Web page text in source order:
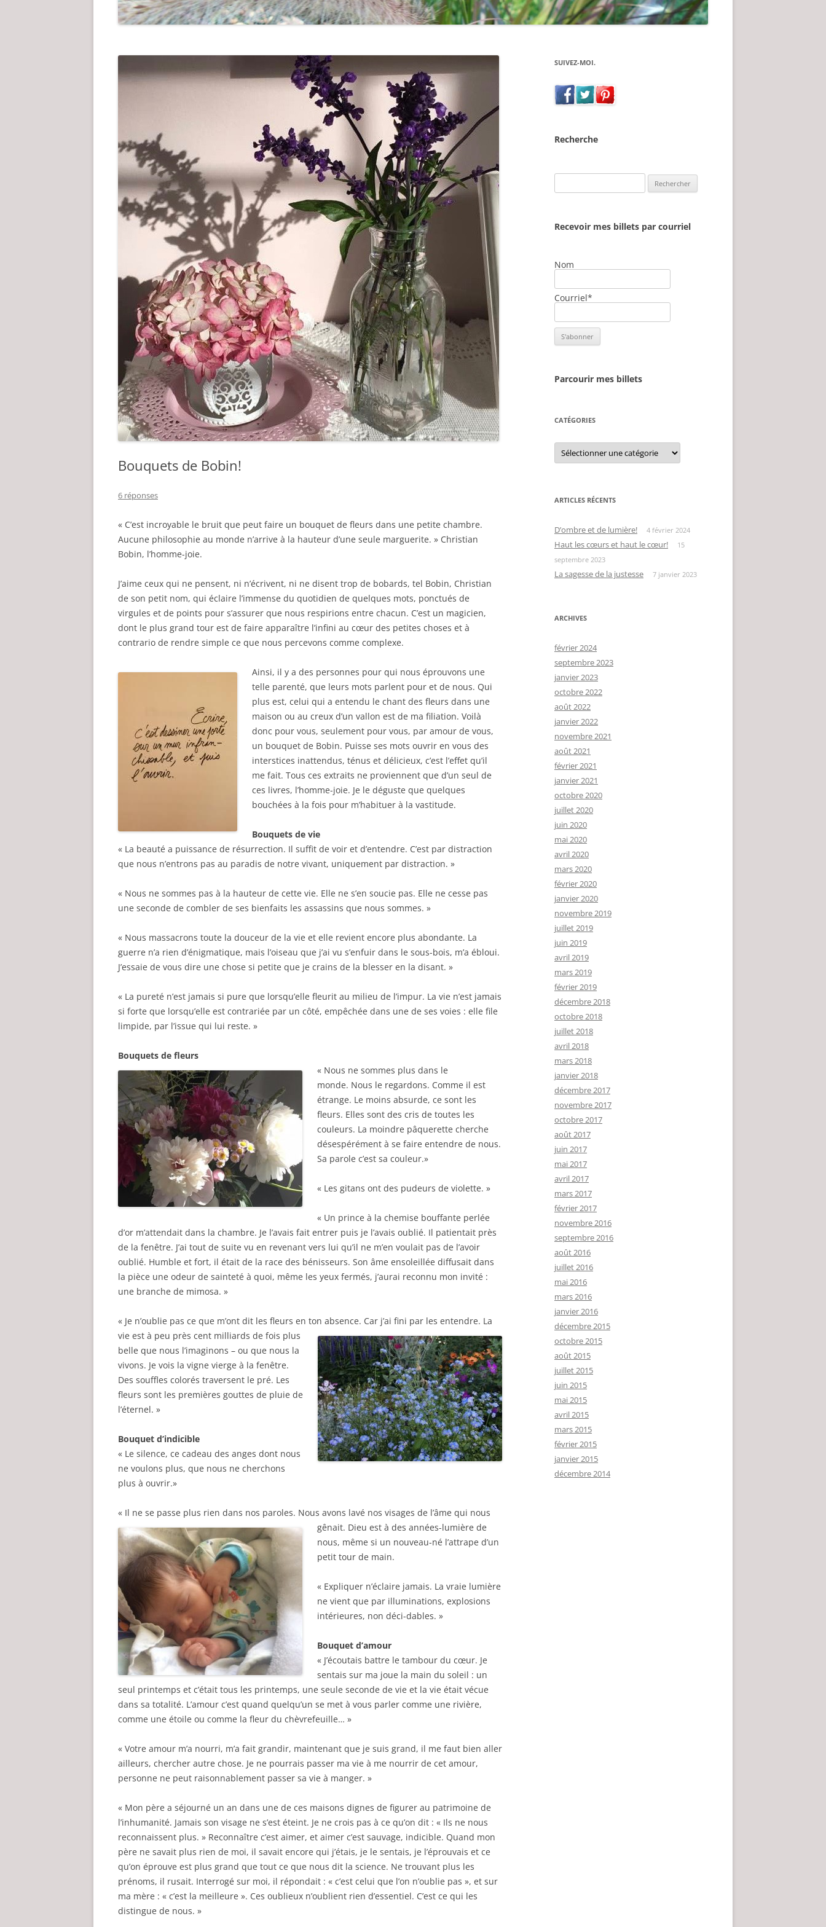
Bouquets de Bobin!
6 réponses
« C’est incroyable le bruit que peut faire un bouquet de fleurs dans une petite chambre.
Aucune philosophie au monde n’arrive à la hauteur d’une seule marguerite. » Christian
Bobin, l’homme-joie.
J’aime ceux qui ne pensent, ni n’écrivent, ni ne disent trop de bobards, tel Bobin, Christian
de son petit nom, qui éclaire l’immense du quotidien de quelques mots, ponctués de
virgules et de points pour s’assurer que nous respirions entre chacun. C’est un magicien,
dont le plus grand tour est de faire apparaître l’infini au cœur des petites choses et à
contrario de rendre simple ce que nous percevons comme complexe.
Ainsi, il y a des personnes pour qui nous éprouvons une
telle parenté, que leurs mots parlent pour et de nous. Qui
plus est, celui qui a entendu le chant des fleurs dans une
maison ou au creux d’un vallon est de ma filiation. Voilà
donc pour vous, seulement pour vous, par amour de vous,
un bouquet de Bobin. Puisse ses mots ouvrir en vous des
interstices inattendus, ténus et délicieux, c’est l’effet qu’il
me fait. Tous ces extraits ne proviennent que d’un seul de
ces livres, l’homme-joie. Je le déguste que quelques
bouchées à la fois pour m’habituer à la vastitude.
Bouquets de vie
« La beauté a puissance de résurrection. Il suffit de voir et d’entendre. C’est par distraction
que nous n’entrons pas au paradis de notre vivant, uniquement par distraction. »
« Nous ne sommes pas à la hauteur de cette vie. Elle ne s’en soucie pas. Elle ne cesse pas
une seconde de combler de ses bienfaits les assassins que nous sommes. »
« Nous massacrons toute la douceur de la vie et elle revient encore plus abondante. La
guerre n’a rien d’énigmatique, mais l’oiseau que j’ai vu s’enfuir dans le sous-bois, m’a ébloui.
J’essaie de vous dire une chose si petite que je crains de la blesser en la disant. »
« La pureté n’est jamais si pure que lorsqu’elle fleurit au milieu de l’impur. La vie n’est jamais
si forte que lorsqu’elle est contrariée par un côté, empêchée dans une de ses voies : elle file
limpide, par l’issue qui lui reste. »
Bouquets de fleurs
« Nous ne sommes plus dans le
monde. Nous le regardons. Comme il est
étrange. Le moins absurde, ce sont les
fleurs. Elles sont des cris de toutes les
couleurs. La moindre pâquerette cherche
désespérément à se faire entendre de nous.
Sa parole c’est sa couleur.»
« Les gitans ont des pudeurs de violette. »
« Un prince à la chemise bouffante perlée
d’or m’attendait dans la chambre. Je l’avais fait entrer puis je l’avais oublié. Il patientait près
de la fenêtre. J’ai tout de suite vu en revenant vers lui qu’il ne m’en voulait pas de l’avoir
oublié. Humble et fort, il était de la race des bénisseurs. Son âme ensoleillée diffusait dans
la pièce une odeur de sainteté à quoi, même les yeux fermés, j’aurai reconnu mon invité :
une branche de mimosa. »
« Je n’oublie pas ce que m’ont dit les fleurs en ton absence. Car j’ai fini par les entendre. La
vie est à peu près cent milliards de fois plus
belle que nous l’imaginons – ou que nous la
vivons. Je vois la vigne vierge à la fenêtre.
Des souffles colorés traversent le pré. Les
fleurs sont les premières gouttes de pluie de
l’éternel. »
Bouquet d’indicible
« Le silence, ce cadeau des anges dont nous
ne voulons plus, que nous ne cherchons
plus à ouvrir.»
« Il ne se passe plus rien dans nos paroles. Nous avons lavé nos visages de l’âme qui nous
gênait. Dieu est à des années-lumière de
nous, même si un nouveau-né l’attrape d’un
petit tour de main.
« Expliquer n’éclaire jamais. La vraie lumière
ne vient que par illuminations, explosions
intérieures, non déci-dables. »
Bouquet d’amour
« J’écoutais battre le tambour du cœur. Je
sentais sur ma joue la main du soleil : un
seul printemps et c’était tous les printemps, une seule seconde de vie et la vie était vécue
dans sa totalité. L’amour c’est quand quelqu’un se met à vous parler comme une rivière,
comme une étoile ou comme la fleur du chèvrefeuille… »
« Votre amour m’a nourri, m’a fait grandir, maintenant que je suis grand, il me faut bien aller
ailleurs, chercher autre chose. Je ne pourrais passer ma vie à me nourrir de cet amour,
personne ne peut raisonnablement passer sa vie à manger. »
« Mon père a séjourné un an dans une de ces maisons dignes de figurer au patrimoine de
l’inhumanité. Jamais son visage ne s’est éteint. Je ne crois pas à ce qu’on dit : « Ils ne nous
reconnaissent plus. » Reconnaître c’est aimer, et aimer c’est sauvage, indicible. Quand mon
père ne savait plus rien de moi, il savait encore qui j’étais, je le sentais, je l’éprouvais et ce
qu’on éprouve est plus grand que tout ce que nous dit la science. Ne trouvant plus les
prénoms, il rusait. Interrogé sur moi, il répondait : « c’est celui que l’on n’oublie pas », et sur
ma mère : « c’est la meilleure ». Ces oublieux n’oublient rien d’essentiel. C’est ce qui les
distingue de nous. »
SUIVEZ-MOI.
Recherche
Recevoir mes billets par courriel
Nom
Courriel*
Parcourir mes billets
CATÉGORIES
Catégories
ARTICLES RÉCENTS
D’ombre et de lumière! 4 février 2024
Haut les cœurs et haut le cœur!
15
septembre 2023
La sagesse de la justesse 7 janvier 2023
ARCHIVES
février 2024
septembre 2023
janvier 2023
octobre 2022
août 2022
janvier 2022
novembre 2021
août 2021
février 2021
janvier 2021
octobre 2020
juillet 2020
juin 2020
mai 2020
avril 2020
mars 2020
février 2020
janvier 2020
novembre 2019
juillet 2019
juin 2019
avril 2019
mars 2019
février 2019
décembre 2018
octobre 2018
juillet 2018
avril 2018
mars 2018
janvier 2018
décembre 2017
novembre 2017
octobre 2017
août 2017
juin 2017
mai 2017
avril 2017
mars 2017
février 2017
novembre 2016
septembre 2016
août 2016
juillet 2016
mai 2016
mars 2016
janvier 2016
décembre 2015
octobre 2015
août 2015
juillet 2015
juin 2015
mai 2015
avril 2015
mars 2015
février 2015
janvier 2015
décembre 2014